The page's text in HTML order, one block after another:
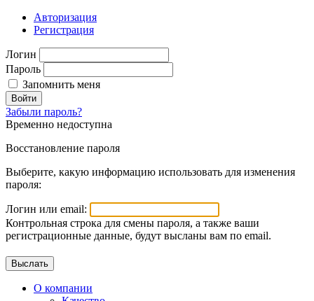
Авторизация
Регистрация
Логин
Пароль
Запомнить меня
Войти
Забыли пароль?
Временно недоступна
Восстановление пароля
Выберите, какую информацию использовать для изменения
пароля:
Логин или email:
Контрольная строка для смены пароля, а также ваши
регистрационные данные, будут высланы вам по email.
О компании